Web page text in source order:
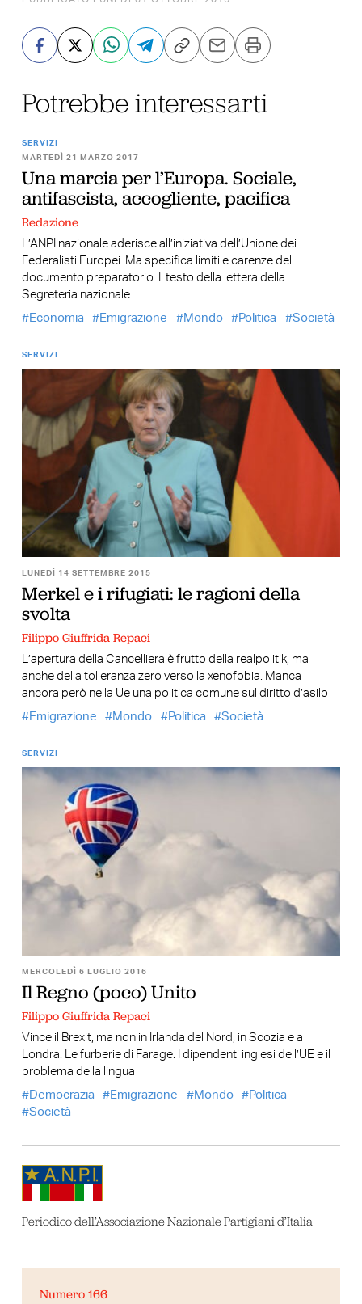
Potrebbe interessarti
SERVIZI
MARTEDÌ 21 MARZO 2017
Una marcia per l’Europa. Sociale,
antifascista, accogliente, pacifica
Redazione
L’ANPI nazionale aderisce all’iniziativa dell’Unione dei
Federalisti Europei. Ma specifica limiti e carenze del
documento preparatorio. Il testo della lettera della
Segreteria nazionale
Economia
Emigrazione Mondo Politica Società
SERVIZI
LUNEDÌ 14 SETTEMBRE 2015
Merkel e i rifugiati: le ragioni della
svolta
Filippo Giuffrida Repaci
L’apertura della Cancelliera è frutto della realpolitik, ma
anche della tolleranza zero verso la xenofobia. Manca
ancora però nella Ue una politica comune sul diritto d’asilo
Emigrazione
Mondo Politica Società
SERVIZI
MERCOLEDÌ 6 LUGLIO 2016
Il Regno (poco) Unito
Filippo Giuffrida Repaci
Vince il Brexit, ma non in Irlanda del Nord, in Scozia e a
Londra. Le furberie di Farage. I dipendenti inglesi dell’UE e il
problema della lingua
Democrazia
Emigrazione Mondo
Politica
Società
Periodico dell’Associazione Nazionale Partigiani d’Italia
Numero 166